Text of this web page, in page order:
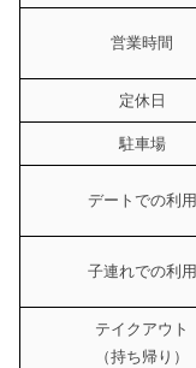
営業時間
定休日
駐車場
デートでの利用
子連れでの利用
テイクアウト
（持ち帰り）